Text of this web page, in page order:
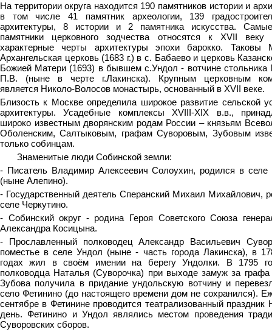
На территории округа находится 190 памятников истории и
в том числе 41 памятник археологии, 139
архитектуры, 8 истории и 2 памятника искусства.
памятники церковного зодчества относятся к XVII
характерные черты архитектуры эпохи барокко. Таковы
Архангельская церковь (1683 г.) в с. Бабаево и церковь
Божией Матери (1693) в бывшем с.Ундол - вотчине стольника
П.В. (ныне в черте г.Лакинска). Крупным церковным
является Николо-Волосов монастырь, основанный в XVII веке.
Близость к Москве определила широкое развитие сельской
архитектуры. Усадебные комплексы XVIII-XIX в.в.,
широко известным дворянским родам России – князьям
Оболенским, Салтыковым, графам Суворовым, Зубовым
только собинцам.
Знаменитые люди Собинской земли:
- Писатель Владимир Алексеевич Солоухин, родился в селе
(ныне Алепино).
- Государственный деятель Сперанский Михаил Михайлович,
селе Черкутино.
- Собинский округ - родина Героя Советского Союза
Александра Косицына.
- Прославленный полководец Александр Васильевич
поместье в селе Ундол (ныне - часть города Лакинска), в
годах жил в своём имении на берегу Ундолки. В 1795
полководца Наталья (Суворочка) при выходе замуж за
Зубова получила в придание ундольскую вотчину и
село Фетинино (до настоящего времени дом не сохранился).
сентябре в Фетинине проводится театрализованный праздник
день. Фетинино и Ундол являлись местом проведения
Суворовских сборов.